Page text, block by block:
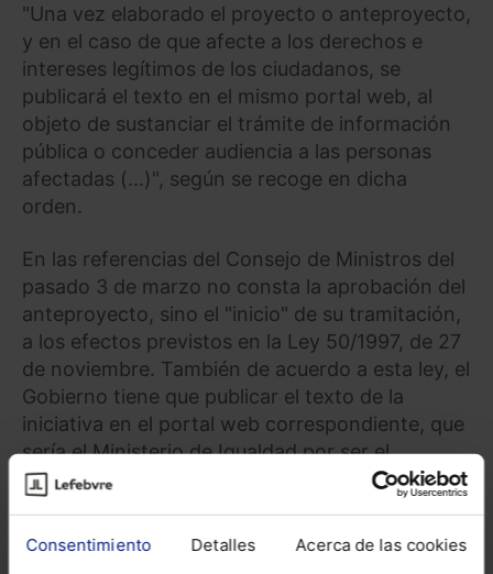
Consentimiento Detalles Acerca de las cookies
"Una vez elaborado el proyecto o anteproyecto,
y en el caso de que afecte a los derechos e
intereses legítimos de los ciudadanos, se
publicará el texto en el mismo portal web, al
objeto de sustanciar el trámite de información
pública o conceder audiencia a las personas
afectadas (...)", según se recoge en dicha
orden.
En las referencias del Consejo de Ministros del
pasado 3 de marzo no consta la aprobación del
anteproyecto, sino el "inicio" de su tramitación,
a los efectos previstos en la Ley 50/1997, de 27
de noviembre. También de acuerdo a esta ley, el
Gobierno tiene que publicar el texto de la
iniciativa en el portal web correspondiente, que
sería el Ministerio de Igualdad por ser el
impulsor.
redacción del texto de la iniciativa, cuando la